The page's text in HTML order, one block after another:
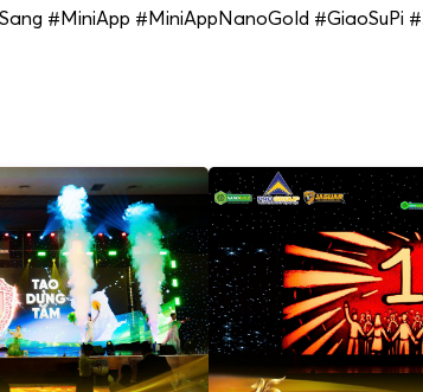
#MiniApp #MiniAppNanoGold #GiaoSuPi